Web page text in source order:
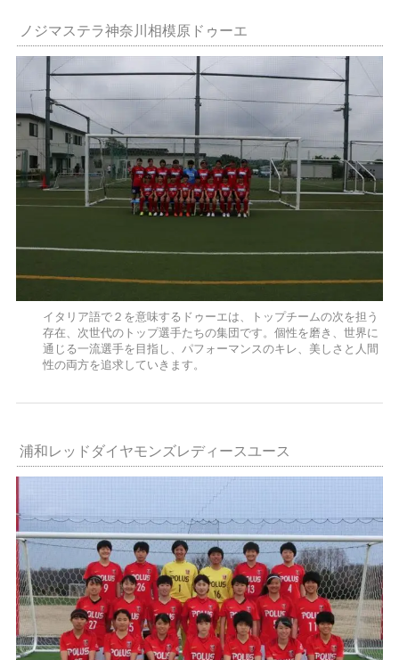
ノジマステラ神奈川相模原ドゥーエ
イタリア語で２を意味するドゥーエは、トップチームの次を担う
存在、次世代のトップ選手たちの集団です。個性を磨き、世界に
通じる一流選手を目指し、パフォーマンスのキレ、美しさと人間
性の両方を追求していきます。
浦和レッドダイヤモンズレディースユース